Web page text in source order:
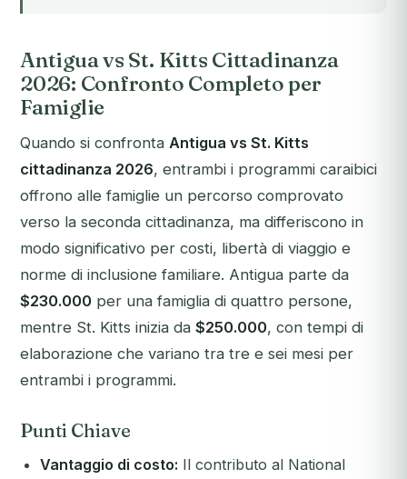
Antigua vs St. Kitts Cittadinanza
2026: Confronto Completo per
Famiglie
Quando si confronta Antigua vs St. Kitts
cittadinanza 2026, entrambi i programmi caraibici
offrono alle famiglie un percorso comprovato
verso la seconda cittadinanza, ma differiscono in
modo significativo per costi, libertà di viaggio e
norme di inclusione familiare. Antigua parte da
$230.000 per una famiglia di quattro persone,
mentre St. Kitts inizia da $250.000, con tempi di
elaborazione che variano tra tre e sei mesi per
entrambi i programmi.
Punti Chiave
Vantaggio di costo: Il contributo al National